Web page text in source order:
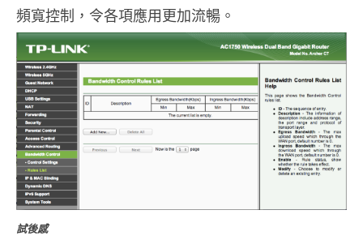
頻寬控制，令各項應用更加流暢。
試後感